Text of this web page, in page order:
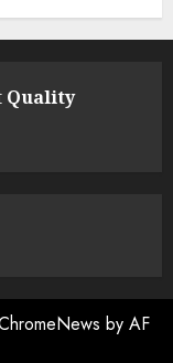
Quality
by AF